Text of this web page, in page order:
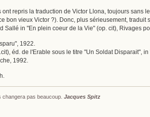
repris la traduction de Victor Llona, toujours sans
vieux Victor ?). Donc, plus sérieusement, traduit
Sallé in "En plein coeur de la Vie" (op. cit), Rivages
1922.
éd. de l'Erable sous le titre "Un Soldat Disparait",
1992.
pas beaucoup. Jacques Spitz